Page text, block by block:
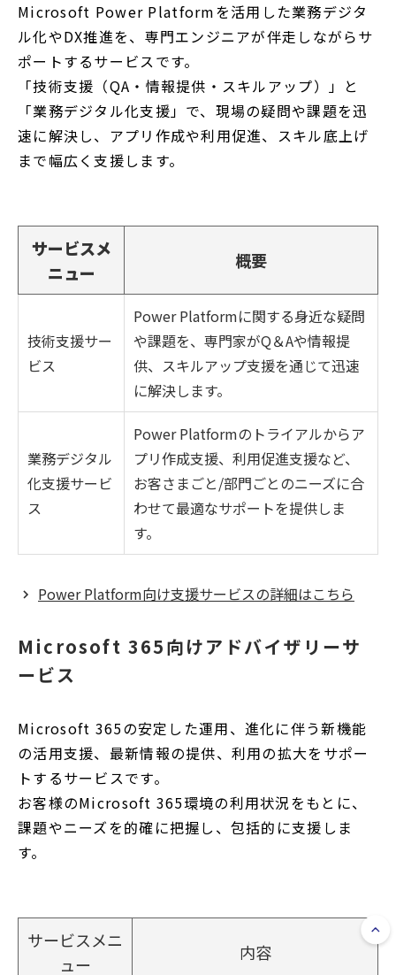
Microsoft Power Platformを活用した業務デジタ
ル化やDX推進を、専門エンジニアが伴走しながらサ
ポートするサービスです。
「技術支援（QA・情報提供・スキルアップ）」と
「業務デジタル化支援」で、現場の疑問や課題を迅
速に解決し、アプリ作成や利用促進、スキル底上げ
まで幅広く支援します。
サービスメ
ニュー
概要
技術支援サー
ビス
Power Platformに関する身近な疑問
や課題を、専門家がQ＆Aや情報提
供、スキルアップ支援を通じて迅速
に解決します。
業務デジタル
化支援サービ
ス
Power Platformのトライアルからア
プリ作成支援、利用促進支援など、
お客さまごと/部門ごとのニーズに合
わせて最適なサポートを提供しま
す。
Power Platform向け支援サービスの詳細はこちら
Microsoft 365向けアドバイザリーサ
ービス
Microsoft 365の安定した運用、進化に伴う新機能
の活用支援、最新情報の提供、利用の拡大をサポー
トするサービスです。
お客様のMicrosoft 365環境の利用状況をもとに、
課題やニーズを的確に把握し、包括的に支援しま
す。
サービスメニ
ュー
内容